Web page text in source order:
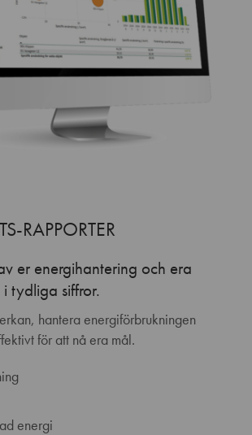
RAPPORTER
er energihantering och era
tydliga siffror.
hantera energiförbrukningen
för att nå era mål.
energi